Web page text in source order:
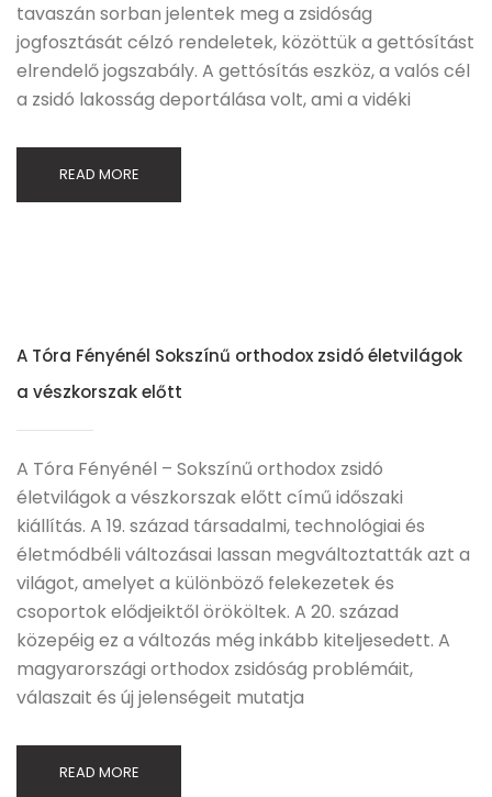
tavaszán sorban jelentek meg a zsidóság
jogfosztását célzó rendeletek, közöttük a gettósítást
elrendelő jogszabály. A gettósítás eszköz, a valós cél
a zsidó lakosság deportálása volt, ami a vidéki
READ MORE
A Tóra Fényénél Sokszínű orthodox zsidó életvilágok
a vészkorszak előtt
A Tóra Fényénél – Sokszínű orthodox zsidó
életvilágok a vészkorszak előtt című időszaki
kiállítás. A 19. század társadalmi, technológiai és
életmódbéli változásai lassan megváltoztatták azt a
világot, amelyet a különböző felekezetek és
csoportok elődjeiktől örököltek. A 20. század
közepéig ez a változás még inkább kiteljesedett. A
magyarországi orthodox zsidóság problémáit,
válaszait és új jelenségeit mutatja
READ MORE